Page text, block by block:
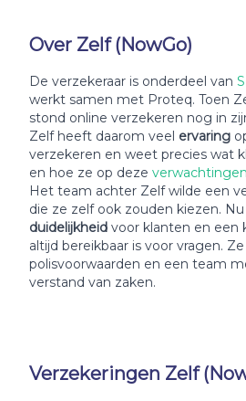
Over Zelf (NowGo)
De verzekeraar is onderdeel van
werkt samen met Proteq. Toen
stond online verzekeren nog in
Zelf heeft daarom veel ervaring
verzekeren en weet precies wat
en hoe ze op deze verwachtingen
Het team achter Zelf wilde een
die ze zelf ook zouden kiezen.
duidelijkheid voor klanten en een
altijd bereikbaar is voor vragen.
polisvoorwaarden en een team
verstand van zaken.
Verzekeringen Zelf